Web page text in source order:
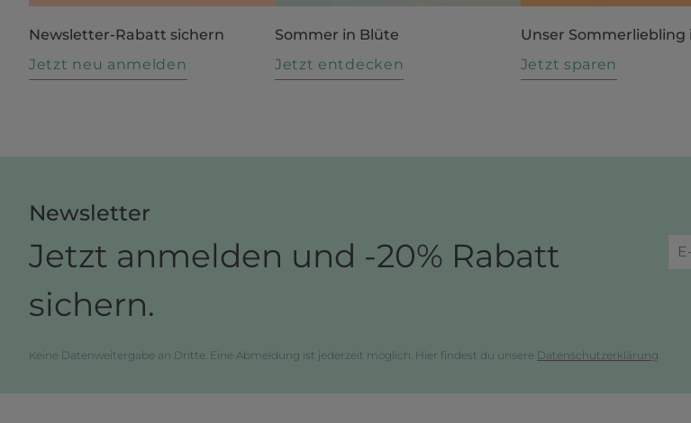
Newsletter-Rabatt sichern
Jetzt neu anmelden
Sommer in Blüte
Jetzt entdecken
Unser Sommerliebling
Jetzt sparen
Newsletter
Jetzt anmelden und -20% Rabatt
sichern.
Keine Datenweitergabe an Dritte. Eine Abmeldung ist jederzeit möglich. Hier findest du unsere Datenschutzerklärung.